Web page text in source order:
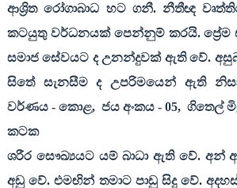
ආශ්‍රිත රෝගාබාධ හට ගනී. නීතීඥ
කටයුතු වර්ධනයක් පෙන්නුම් කරයි. ප්‍රේම
සමාජ සේවයට ද උනන්දුවක් ඇති වේ.
සිතේ සැනසීම ද උපරිමයෙන් ඇති
වර්ණය - කොළ, ජය අංකය - 05, ගිතෙල්
කටක
ශරීර සෞඛ්‍යයට යම් බාධා ඇති වේ. අන්
අඩු වේ. එමඟින් තමාට පාඩු සිදු වේ.